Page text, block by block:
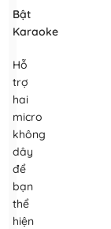
Bật
Karaoke
Hỗ
trợ
hai
micro
không
dây
để
bạn
thể
hiện